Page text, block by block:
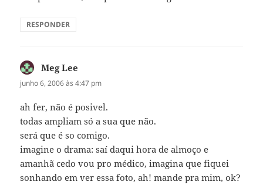
RESPONDER
Meg Lee
junho 6, 2006 às 4:47 pm
ah fer, não é posivel.
todas ampliam só a sua que não.
será que é so comigo.
imagine o drama: saí daqui hora de almoço e
amanhã cedo vou pro médico, imagina que fiquei
sonhando em ver essa foto, ah! mande pra mim, ok?